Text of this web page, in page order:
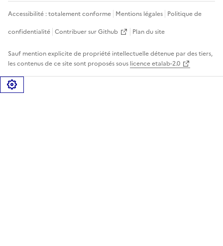
Accessibilité : totalement conforme Mentions légales Politique de
confidentialité Contribuer sur Github Plan du site
Sauf mention explicite de propriété intellectuelle détenue par des tiers,
les contenus de ce site sont proposés sous licence etalab-2.0
Gérer les cookies